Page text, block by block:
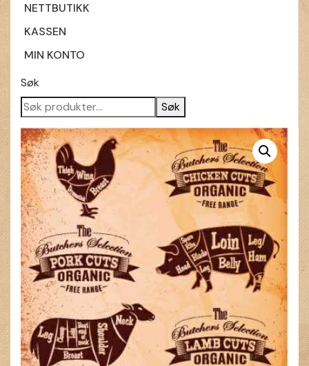
NETTBUTIKK
KASSEN
MIN KONTO
Søk
Søk